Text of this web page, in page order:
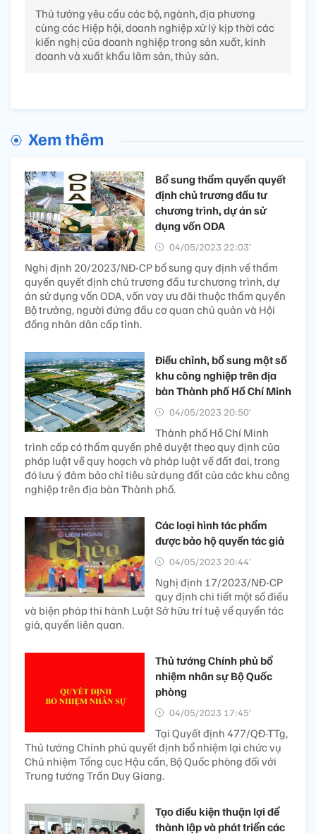
Thủ tướng yêu cầu các bộ, ngành, địa phương
cùng các Hiệp hội, doanh nghiệp xử lý kịp thời các
kiến nghị của doanh nghiệp trong sản xuất, kinh
doanh và xuất khẩu lâm sản, thủy sản.
Xem thêm
Bổ sung thẩm quyền quyết
định chủ trương đầu tư
chương trình, dự án sử
dụng vốn ODA
04/05/2023 22:03’
Nghị định 20/2023/NĐ-CP bổ sung quy định về thẩm
quyền quyết định chủ trương đầu tư chương trình, dự
án sử dụng vốn ODA, vốn vay ưu đãi thuộc thẩm quyền
Bộ trưởng, người đứng đầu cơ quan chủ quản và Hội
đồng nhân dân cấp tỉnh.
Điều chỉnh, bổ sung một số
khu công nghiệp trên địa
bàn Thành phố Hồ Chí Minh
04/05/2023 20:50’
Thành phố Hồ Chí Minh
trình cấp có thẩm quyền phê duyệt theo quy định của
pháp luật về quy hoạch và pháp luật về đất đai, trong
đó lưu ý đảm bảo chỉ tiêu sử dụng đất của các khu công
nghiệp trên địa bàn Thành phố.
Các loại hình tác phẩm
được bảo hộ quyền tác giả
04/05/2023 20:44’
Nghị định 17/2023/NĐ-CP
quy định chi tiết một số điều
và biện pháp thi hành Luật Sở hữu trí tuệ về quyền tác
giả, quyền liên quan.
Thủ tướng Chính phủ bổ
nhiệm nhân sự Bộ Quốc
phòng
04/05/2023 17:45’
Tại Quyết định 477/QĐ-TTg,
Thủ tướng Chính phủ quyết định bổ nhiệm lại chức vụ
Chủ nhiệm Tổng cục Hậu cần, Bộ Quốc phòng đối với
Trung tướng Trần Duy Giang.
Tạo điều kiện thuận lợi để
thành lập và phát triển các